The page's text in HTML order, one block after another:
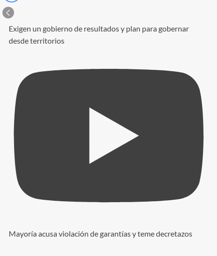
Exigen un gobierno de resultados y plan para gobernar
desde territorios
Mayoría acusa violación de garantías y teme decretazos